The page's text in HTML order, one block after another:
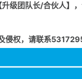
级团队长/合伙人】
侵权，请联系